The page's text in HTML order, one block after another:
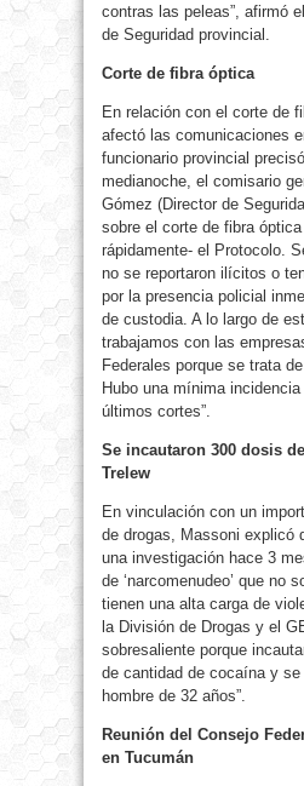
contras las peleas”, afirmó
de Seguridad provincial.
Corte de fibra óptica
En relación con el corte de
afectó las comunicaciones
funcionario provincial
medianoche, el comisario
Gómez (Director de
sobre el corte de fibra
rápidamente- el Protocolo.
no se reportaron ilícitos o
por la presencia policial
de custodia. A lo largo de
trabajamos con las
Federales porque se trata de
Hubo una mínima
últimos cortes”.
Se incautaron 300 dosis
Trelew
En vinculación con un
de drogas, Massoni explicó
una investigación hace 3
de ‘narcomenudeo’ que no
tienen una alta carga de
la División de Drogas y el
sobresaliente porque
de cantidad de cocaína y
hombre de 32 años”.
Reunión del Consejo
en Tucumán